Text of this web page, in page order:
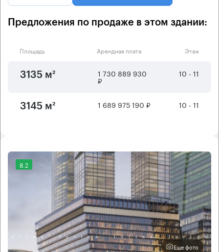
Предложения по продаже в этом здании:
Площадь Арендная плата Этаж
3135 м² 1 730 889 930
₽
10 - 11
3145 м² 1 689 975 190 ₽ 10 - 11
8.2
Еще фото